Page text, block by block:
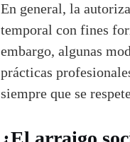
En general, la
temporal con fines
embargo, algunas
prácticas
siempre que se